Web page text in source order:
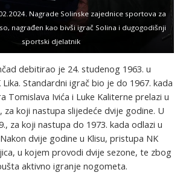
Nagrade Solinske zajednice sportova za
nagrađen kao bivši igrač Solina i dugogodišnji
sportski djelatnik
debitirao je 24. studenog 1963. u
Standardni igrač bio je do 1967. kada
Tomislava Ivića i Luke Kaliterne prelazi u
za koji nastupa slijedeće dvije godine. U
za koji nastupa do 1973. kada odlazi u
dvije godine u Klisu, pristupa NK
u kojem provodi dvije sezone, te zbog
aktivno igranje nogometa.